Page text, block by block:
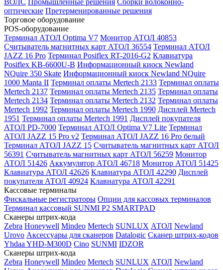
ВОЛС Промышленные решения Сборки волоконно-
оптические Претерменированные решения
Торговое оборудование
POS-оборудование
Терминал АТОЛ Optima V7 Монитор АТОЛ 40853
Считыватель магнитных карт АТОЛ 36554 Терминал АТОЛ
JAZZ 16 Pro Терминал Posiflex RT-2016-G2 Клавиатура
Posiflex KB-6600U-B Информационный киоск Newland
NQuire 350 Skate Информационный киоск Newland NQuire
1000 Manta II Терминал оплаты Mertech 2133 Терминал оплаты
Mertech 2137 Терминал оплаты Mertech 2135 Терминал оплаты
Mertech 2134 Терминал оплаты Mertech 2132 Терминал оплаты
Mertech 1992 Терминал оплаты Mertech 1990 Дисплей Mertech
1951 Терминал оплаты Mertech 1991 Дисплей покупателя
АТОЛ PD-7000 Терминал АТОЛ Optima V7 Lite Терминал
АТОЛ JAZZ 15 Pro v2 Терминал АТОЛ JAZZ 16 Pro белый
Терминал АТОЛ JAZZ 15 Считыватель магнитных карт АТОЛ
56391 Считыватель магнитных карт АТОЛ 56259 Монитор
АТОЛ 51426 Аккумулятор АТОЛ 46718 Монитор АТОЛ 51425
Клавиатура АТОЛ 42626 Клавиатура АТОЛ 42290 Дисплей
покупателя АТОЛ 40924 Клавиатура АТОЛ 42291
Кассовые терминалы
Фискальные регистраторы Опции для кассовых терминалов
Терминал кассовый SUNMI P2 SMARTPAD
Сканеры штрих-кода
Zebra Honeywell Mindeo Mertech SUNLUX АТОЛ Newland
Urovo Аксессуары для сканеров Datalogic Сканер штрих-кодов
Yhdaa YHD-M300D Cino SUNMI IDZOR
Сканеры штрих-кода
Zebra Honeywell Mindeo Mertech SUNLUX АТОЛ Newland